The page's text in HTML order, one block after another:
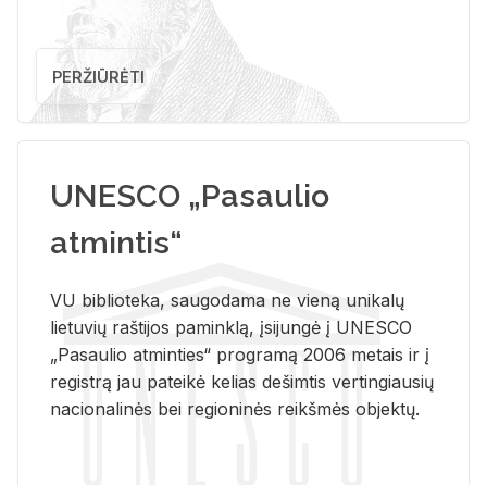
PERŽIŪRĖTI
UNESCO „Pasaulio
atmintis“
VU biblioteka, saugodama ne vieną unikalų
lietuvių raštijos paminklą, įsijungė į UNESCO
„Pasaulio atminties“ programą 2006 metais ir į
registrą jau pateikė kelias dešimtis vertingiausių
nacionalinės bei regioninės reikšmės objektų.